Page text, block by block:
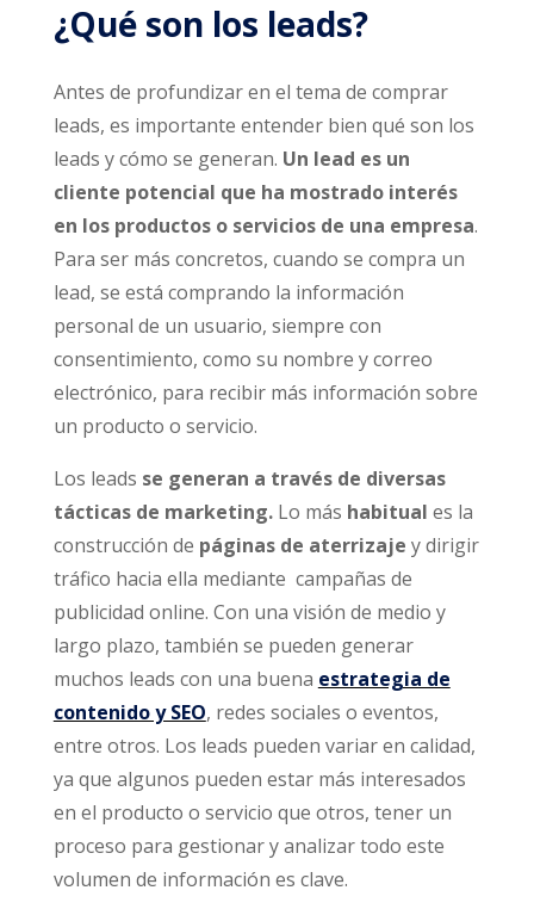
¿Qué son los leads?
Antes de profundizar en el tema de comprar
leads, es importante entender bien qué son los
leads y cómo se generan. Un lead es un
cliente potencial que ha mostrado interés
en los productos o servicios de una empresa.
Para ser más concretos, cuando se compra un
lead, se está comprando la información
personal de un usuario, siempre con
consentimiento, como su nombre y correo
electrónico, para recibir más información sobre
un producto o servicio.
Los leads se generan a través de diversas
tácticas de marketing.Lo más habitual es la
construcción de páginas de aterrizaje y dirigir
tráfico hacia ella mediante campañas de
publicidad online. Con una visión de medio y
largo plazo, también se pueden generar
muchos leads con una buena estrategia de
contenido y SEO, redes sociales o eventos,
entre otros. Los leads pueden variar en calidad,
ya que algunos pueden estar más interesados ​​
en el producto o servicio que otros, tener un
proceso para gestionar y analizar todo este
volumen de información es clave.